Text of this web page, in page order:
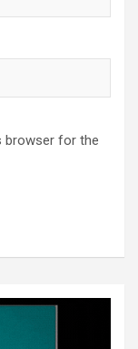
browser for the